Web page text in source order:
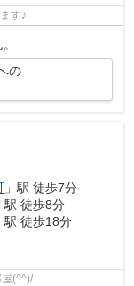
す♪
の
」駅 徒歩7分
駅 徒歩8分
駅 徒歩18分
(^^)/